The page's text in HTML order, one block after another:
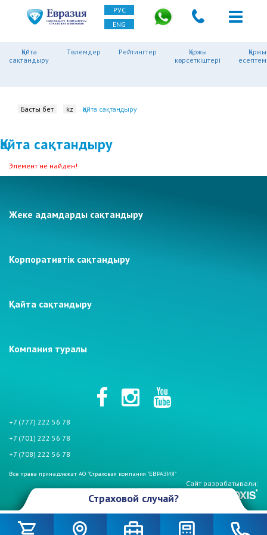
РУС
ENG
Қайта
сақтандыру
Төлемдер Рейтингтер
Қаржы
көрсеткіштері
Қаржы
Басты бет kz Қайта сақтандыру
Қайта сақтандыру
Элемент не найден!
Жеке адамдарды сақтандыру
Корпоративтік сақтандыру
Қайта сақтандыру
Компания туралы
+7 (777) 222 56 78
+7 (701) 222 56 78
+7 (708) 222 56 78
Все права принадлежат АО "Страховая компания "ЕВРАЗИЯ"
Сайт разрабатывали:
Страховой случай?
беспокойтесь, если у Вас страховой полис АО «СК «Евразия». Мы